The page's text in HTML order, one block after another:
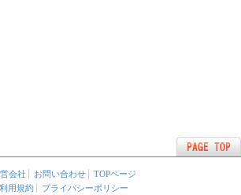
会社 お問い合わせ
TOPページ
利用規約
プライバシーポリシー